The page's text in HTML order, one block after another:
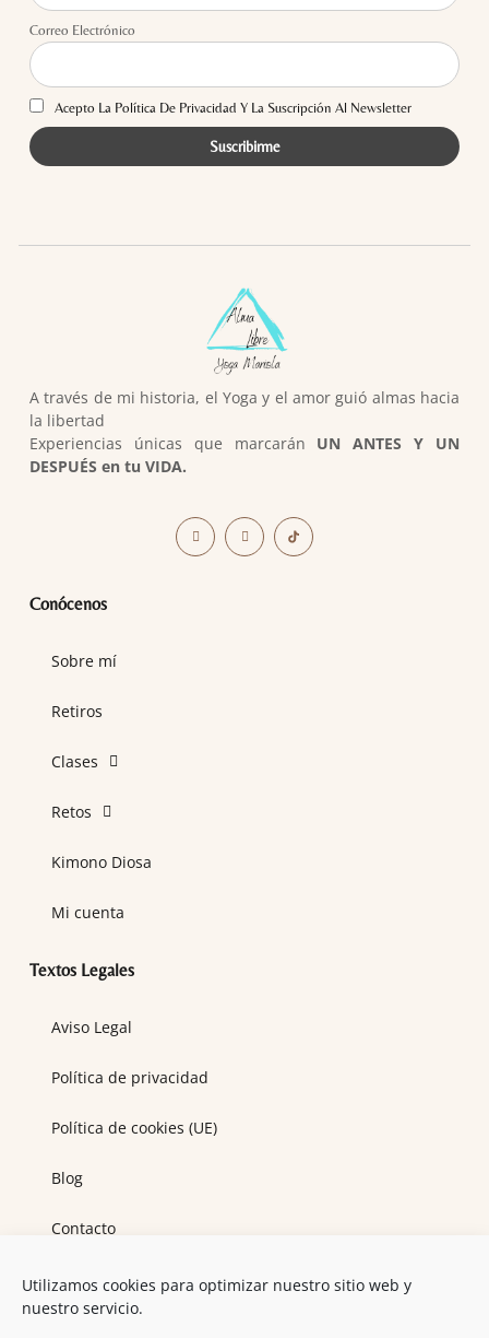
Utilizamos cookies para optimizar nuestro sitio web y
nuestro servicio.
Correo Electrónico
Acepto La Política De Privacidad Y La Suscripción Al Newsletter
A través de mi historia, el Yoga y el amor guió almas hacia
la libertad
Experiencias únicas que marcarán UN ANTES Y UN
DESPUÉS en tu VIDA.
Conócenos
Sobre mí
Retiros
Clases
Retos
Kimono Diosa
Mi cuenta
Textos Legales
Aviso Legal
Política de privacidad
Política de cookies (UE)
Blog
Contacto
Contacta